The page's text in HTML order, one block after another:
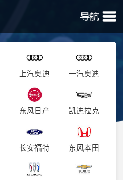
上汽奥迪 一汽奥迪
东风日产 凯迪拉克
长安福特 东风本田